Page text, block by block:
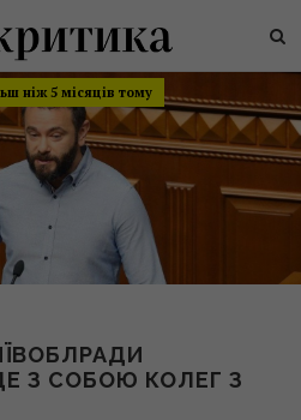
ніж 5 місяців тому
З СОБОЮ КОЛЕГ З